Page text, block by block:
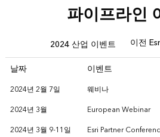
파이프라인
2024 산업 이벤트
이전
날짜
이벤트
2024년 2월 7일 웨비나
2024년 3월
European Webinar
2024년 3월 9-11일
Esri Partner